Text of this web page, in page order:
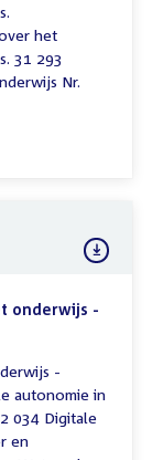
het
31 293
Nr.
onderwijs -
-
autonomie in
034 Digitale
en